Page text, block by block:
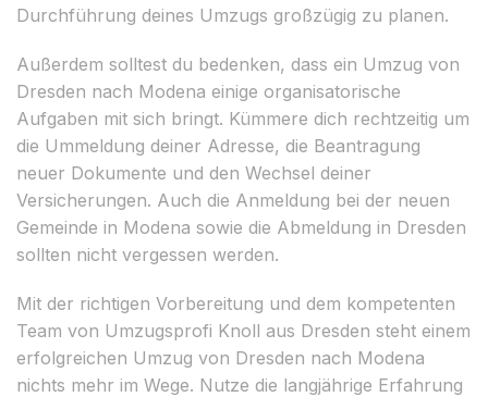
Durchführung deines Umzugs großzügig zu planen.
Außerdem solltest du bedenken, dass ein Umzug von
Dresden nach Modena einige organisatorische
Aufgaben mit sich bringt. Kümmere dich rechtzeitig um
die Ummeldung deiner Adresse, die Beantragung
neuer Dokumente und den Wechsel deiner
Versicherungen. Auch die Anmeldung bei der neuen
Gemeinde in Modena sowie die Abmeldung in Dresden
sollten nicht vergessen werden.
Mit der richtigen Vorbereitung und dem kompetenten
Team von Umzugsprofi Knoll aus Dresden steht einem
erfolgreichen Umzug von Dresden nach Modena
nichts mehr im Wege. Nutze die langjährige Erfahrung